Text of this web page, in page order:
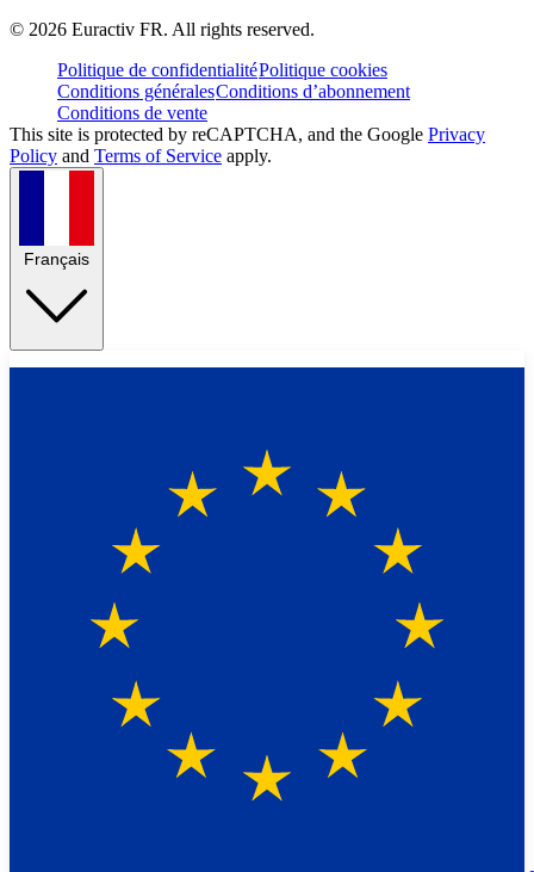
© 2026 Euractiv FR. All rights reserved.
Politique de confidentialitéPolitique cookies
Conditions généralesConditions d’abonnement
Conditions de vente
This site is protected by reCAPTCHA, and the Google Privacy
Policy and Terms of Service apply.
Français